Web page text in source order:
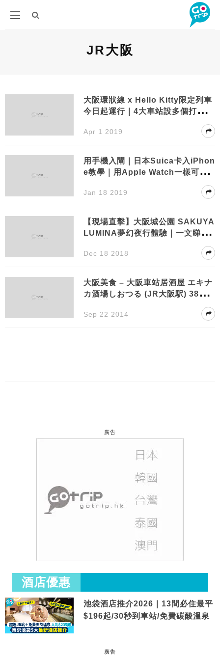
JR大阪
大阪環狀線 x Hello Kitty限定列車
今日起運行｜4大車站設多個打卡
Apr 1 2019
用手機入閘｜日本Suica卡入iPhon
e教學｜用Apple Watch一樣可以
Jan 18 2019
【現場直擊】大阪城公園 SAKUYA
LUMINA夢幻夜行體驗｜一文睇晒
Dec 18 2018
大阪美食 – 大阪車站居酒屋 エキナ
カ酒場しおつる (JR大阪駅) 380円
Sep 22 2014
廣告
酒店優惠
池袋酒店推介2026｜13間必住最平
$196起/30秒到車站/免費碳酸溫泉
廣告